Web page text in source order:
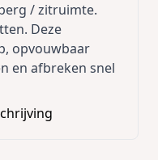
/ zitruimte.
Deze
opvouwbaar
en afbreken snel
is
40x40 mm.